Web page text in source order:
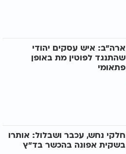
ארה"ב: איש עסקים יהודי
שהתנגד לפוטין מת באופן
פתאומי
חלקי נחש, עכבר ושבלול: אותרו
בשקית אפונה בהכשר בד"ץ